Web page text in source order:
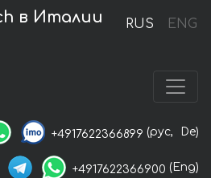
RUS ENG
в Италии
+4917622366899 (рус, De)
+4917622366900 (Eng)